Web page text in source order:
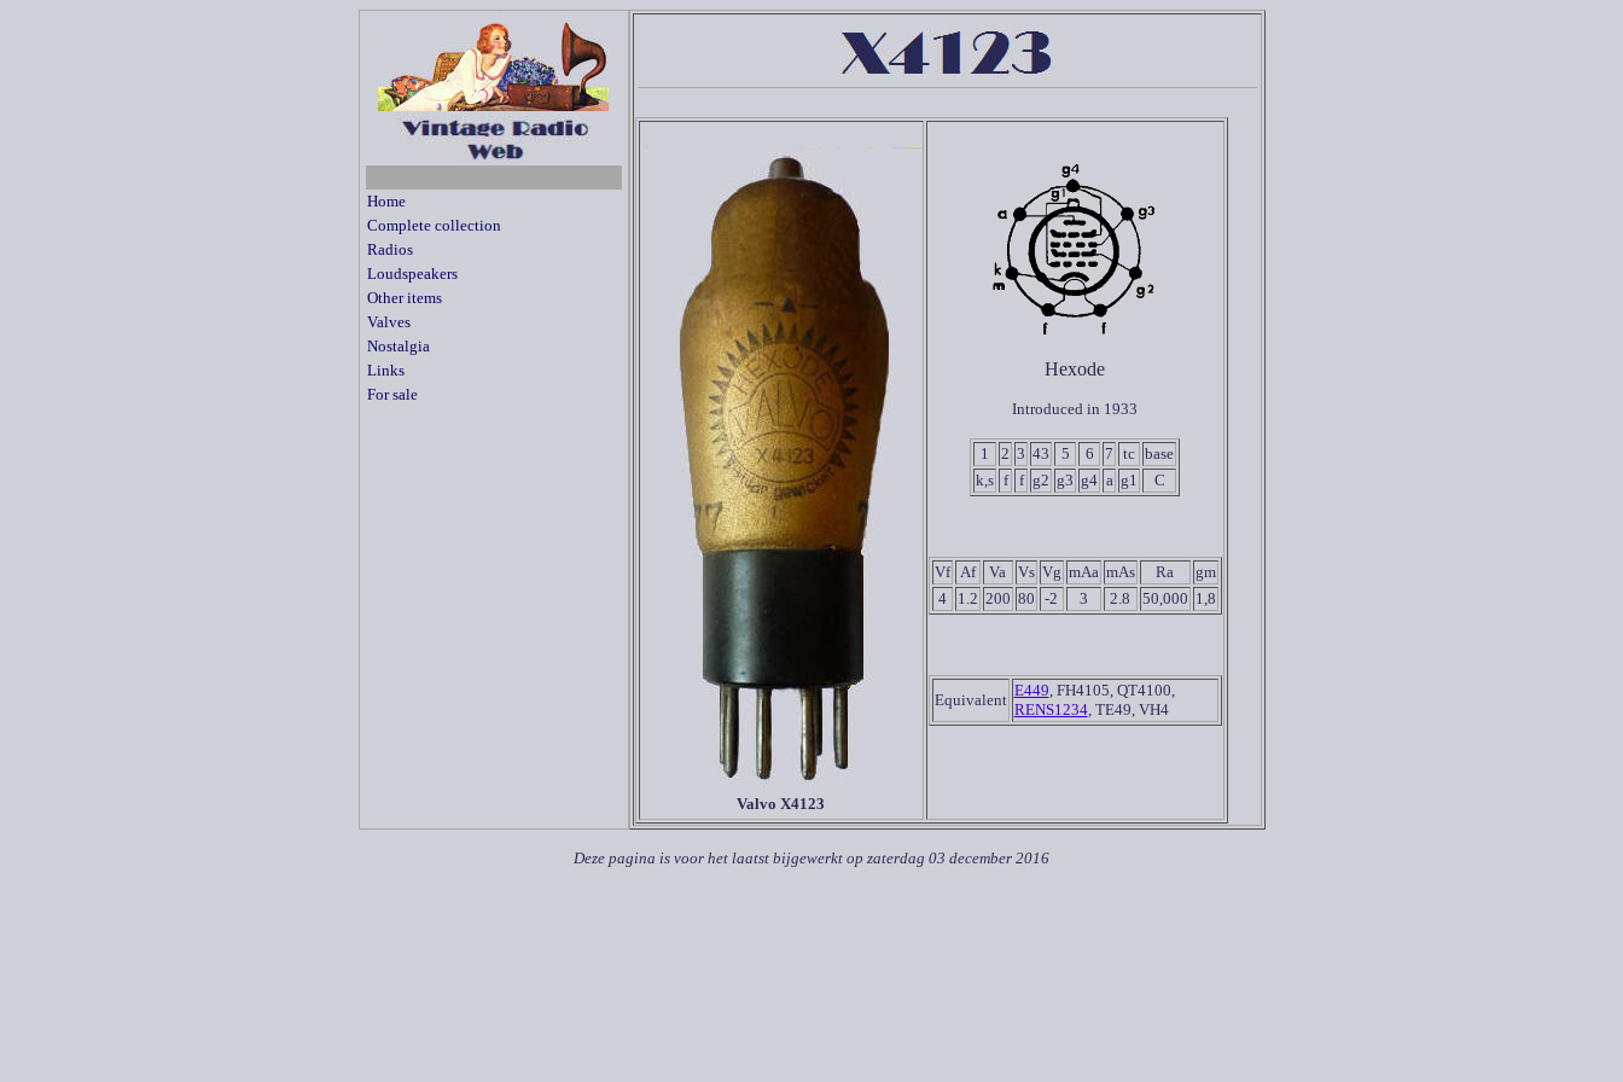
Home
Complete collection
Radios
Loudspeakers
Other items
Valves
Nostalgia
Links
For sale
Valvo X4123
Hexode
Introduced in 1933
1 2 3 43 5 6 7 tc base
k,s f f g2 g3 g4 a g1 C
Vf Af Va Vs Vg mAa mAs Ra
gm
4
1.2 200 80 -2 3 2.8 50,000 1,8
Equivalent
E449, FH4105, QT4100,
RENS1234, TE49, VH4
Deze pagina is voor het laatst bijgewerkt op zaterdag 03 december 2016